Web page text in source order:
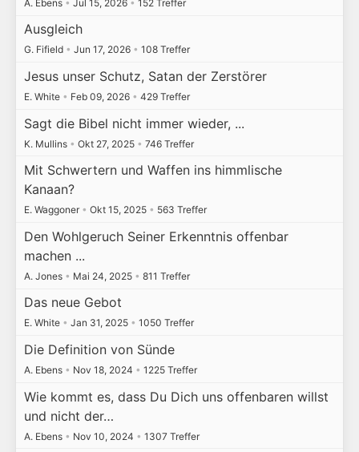
A. Ebens • Jul 15, 2026 • 152 Treffer
Ausgleich
G. Fifield • Jun 17, 2026 • 108 Treffer
Jesus unser Schutz, Satan der Zerstörer
E. White • Feb 09, 2026 • 429 Treffer
Sagt die Bibel nicht immer wieder, ...
K. Mullins • Okt 27, 2025 • 746 Treffer
Mit Schwertern und Waffen ins himmlische
Kanaan?
E. Waggoner • Okt 15, 2025 • 563 Treffer
Den Wohlgeruch Seiner Erkenntnis offenbar
machen ...
A. Jones • Mai 24, 2025 • 811 Treffer
Das neue Gebot
E. White • Jan 31, 2025 • 1050 Treffer
Die Definition von Sünde
A. Ebens • Nov 18, 2024 • 1225 Treffer
Wie kommt es, dass Du Dich uns offenbaren willst
und nicht der…
A. Ebens • Nov 10, 2024 • 1307 Treffer